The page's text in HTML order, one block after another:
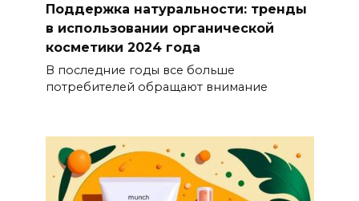
Поддержка натуральности: тренды
в использовании органической
косметики 2024 года
В последние годы все больше
потребителей обращают внимание